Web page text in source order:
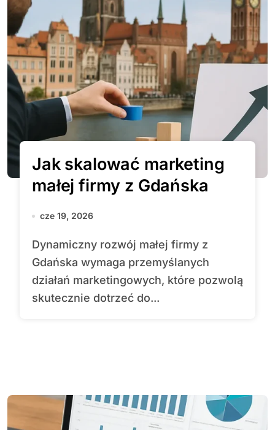
Jak skalować marketing
małej firmy z Gdańska
cze 19, 2026
Dynamiczny rozwój małej firmy z
Gdańska wymaga przemyślanych
działań marketingowych, które pozwolą
skutecznie dotrzeć do...